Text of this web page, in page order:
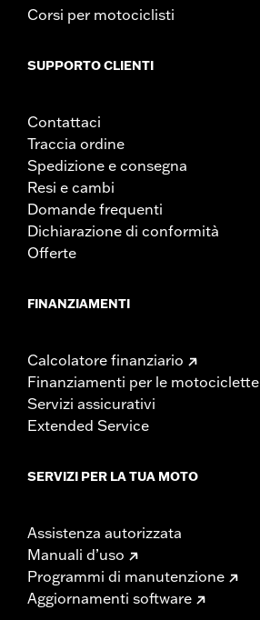
Corsi per motociclisti
SUPPORTO CLIENTI
Contattaci
Traccia ordine
Spedizione e consegna
Resi e cambi
Domande frequenti
Dichiarazione di conformità
Offerte
FINANZIAMENTI
Calcolatore finanziario
Finanziamenti per le motociclette
Servizi assicurativi
Extended Service
SERVIZI PER LA TUA MOTO
Assistenza autorizzata
Manuali d’uso
Programmi di manutenzione
Aggiornamenti software